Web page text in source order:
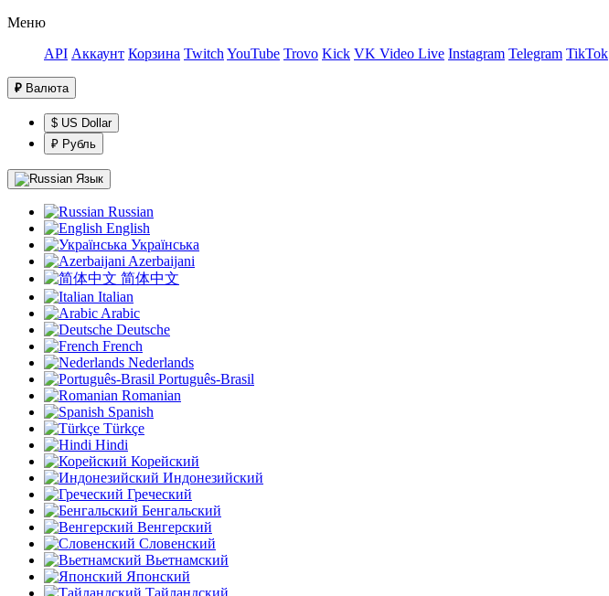
Меню
API Аккаунт Корзина Twitch YouTube Trovo Kick VK Video Live Instagram Telegram TikTok
₽ Валюта
$ US Dollar
₽ Рубль
Язык
Russian
English
Українська
Azerbaijani
简体中文
Italian
Arabic
Deutsche
French
Nederlands
Português-Brasil
Romanian
Spanish
Türkçe
Hindi
Корейский
Индонезийский
Греческий
Бенгальский
Венгерский
Словенский
Вьетнамский
Японский
Тайландский